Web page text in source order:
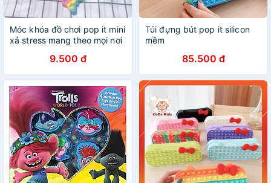
Móc khóa đồ chơi pop it mini
xả stress mang theo mọi nơi
9.500 đ
Túi đựng bút pop it silicon
mềm
85.500 đ